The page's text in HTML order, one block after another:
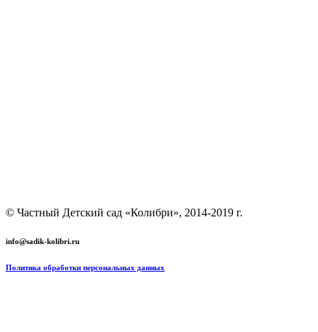
© Частный Детский сад «Колибри», 2014-2019 г.
info@sadik-kolibri.ru
Политика обработки персональных данных